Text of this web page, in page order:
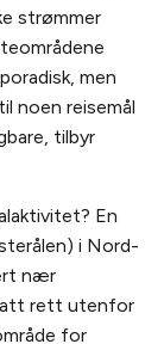
strømmer
men
noen reisemål
tilbyr
En
i Nord-
nær
rett utenfor
for